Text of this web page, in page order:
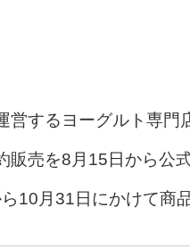
するヨーグルト専門
販売を8月15日から公
10月31日にかけて商